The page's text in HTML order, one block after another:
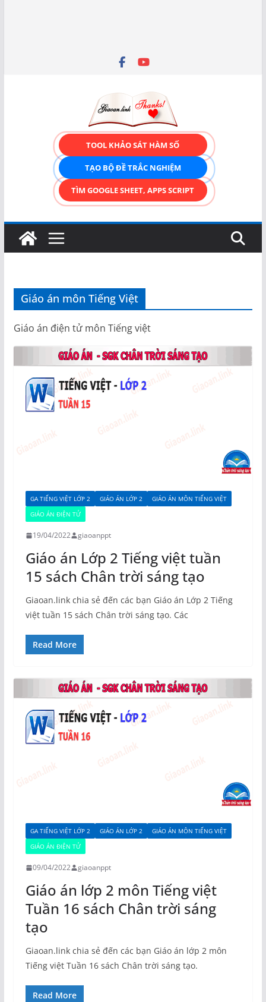
TOOL KHẢO SÁT HÀM SỐ
TẠO BỘ ĐỀ TRẮC NGHIỆM
TÌM GOOGLE SHEET, APPS SCRIPT
Giáo án môn Tiếng Việt
Giáo án điện tử môn Tiếng việt
GA TIẾNG VIỆT LỚP 2 GIÁO ÁN LỚP 2
GIÁO ÁN MÔN TIẾNG VIỆT
GIÁO ÁN ĐIỆN TỬ
19/04/2022 giaoanppt
Giáo án Lớp 2 Tiếng việt tuần
15 sách Chân trời sáng tạo
Giaoan.link chia sẻ đến các bạn Giáo án Lớp 2 Tiếng
việt tuần 15 sách Chân trời sáng tạo. Các
Read More
GA TIẾNG VIỆT LỚP 2 GIÁO ÁN LỚP 2
GIÁO ÁN MÔN TIẾNG VIỆT
GIÁO ÁN ĐIỆN TỬ
09/04/2022 giaoanppt
Giáo án lớp 2 môn Tiếng việt
Tuần 16 sách Chân trời sáng
tạo
Giaoan.link chia sẻ đến các bạn Giáo án lớp 2 môn
Tiếng việt Tuần 16 sách Chân trời sáng tạo.
Read More